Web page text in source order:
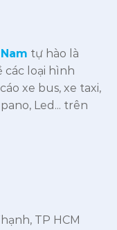
tự hào là
loại hình
xe bus, xe taxi,
Led... trên
TP HCM